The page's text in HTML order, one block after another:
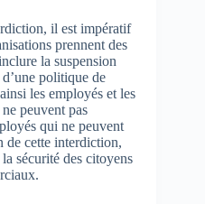
il est impératif
prennent des
la suspension
politique de
les employés et les
peuvent pas
qui ne peuvent
de cette interdiction,
sécurité des citoyens